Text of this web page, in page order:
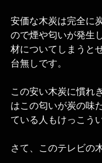
安価な木炭は完全に
ので煙や匂いが発生
材についてしまうと
台無しです。
この安い木炭に慣れ
はこの匂いが炭の味
ている人もけっこう
さて、このテレビの